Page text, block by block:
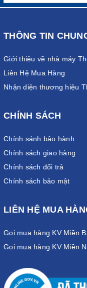
THÔNG TIN
Giới thiệu về nhà máy
Liên Hệ Mua Hàng
Nhận diện thương hiệu
CHÍNH SÁCH
Chính sánh bảo hành
Chính sách giao hàng
Chính sách đổi trả
Chính sách bảo mật
LIÊN HỆ MUA
Gọi mua hàng KV Miền
Gọi mua hàng KV Miền